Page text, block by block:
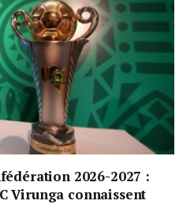
2026-2027 :
Virunga connaissent